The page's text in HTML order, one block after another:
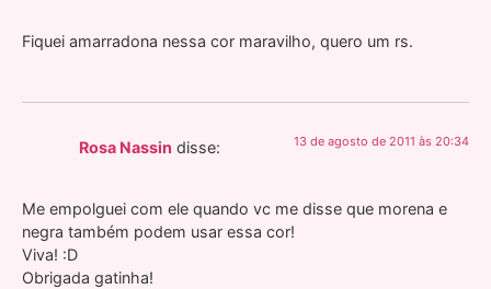
Fiquei amarradona nessa cor maravilho, quero um rs.
Rosa Nassin disse: 13 de agosto de 2011 às 20:34
Me empolguei com ele quando vc me disse que morena e
negra também podem usar essa cor!
Viva! :D
Obrigada gatinha!